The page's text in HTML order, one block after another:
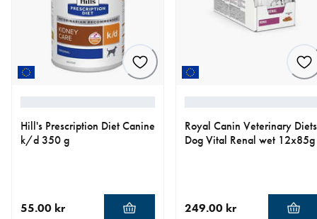
Hill's Prescription Diet Canine
k/d 350 g
55.00 kr
Royal Canin Veterinary Diets
Dog Vital Renal wet 12x85g
249.00 kr